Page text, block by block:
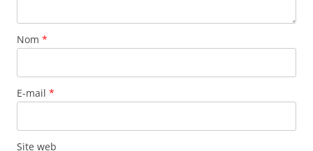
Nom *
E-mail *
Site web